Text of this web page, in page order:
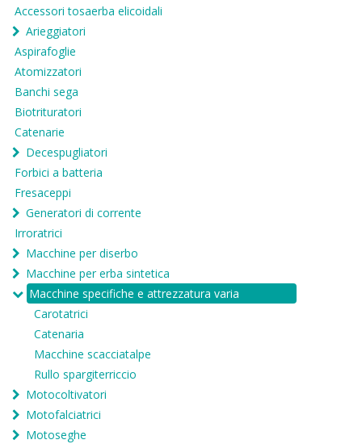
Accessori tosaerba elicoidali
Arieggiatori
Aspirafoglie
Atomizzatori
Banchi sega
Biotrituratori
Catenarie
Decespugliatori
Forbici a batteria
Fresaceppi
Generatori di corrente
Irroratrici
Macchine per diserbo
Macchine per erba sintetica
Macchine specifiche e attrezzatura varia
Carotatrici
Catenaria
Macchine scacciatalpe
Rullo spargiterriccio
Motocoltivatori
Motofalciatrici
Motoseghe